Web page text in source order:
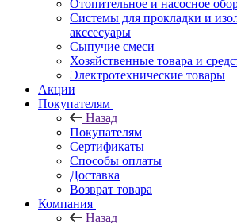
Отопительное и насосное
Системы для прокладки и
акссесуары
Сыпучие смеси
Хозяйственные товара и
Электротехнические товары
Акции
Покупателям
Назад
Покупателям
Сертификаты
Способы оплаты
Доставка
Возврат товара
Компания
Назад